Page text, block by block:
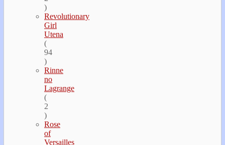
)
Revolutionary
Girl
Utena
(
94
)
Rinne
no
Lagrange
(
2
)
Rose
of
Versailles